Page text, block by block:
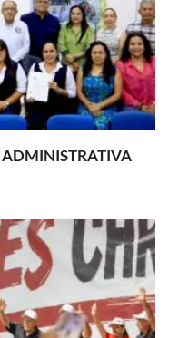
ADMINISTRATIVA